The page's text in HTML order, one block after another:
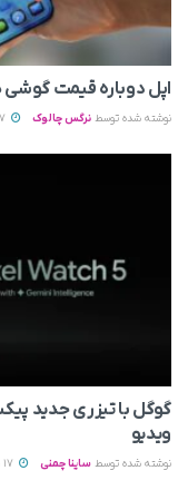
اپل دوباره قیمت‌ گوشی
نوشته شده توسط نرگس چالوک
ویدیو
نوشته شده توسط ساینا چمنی